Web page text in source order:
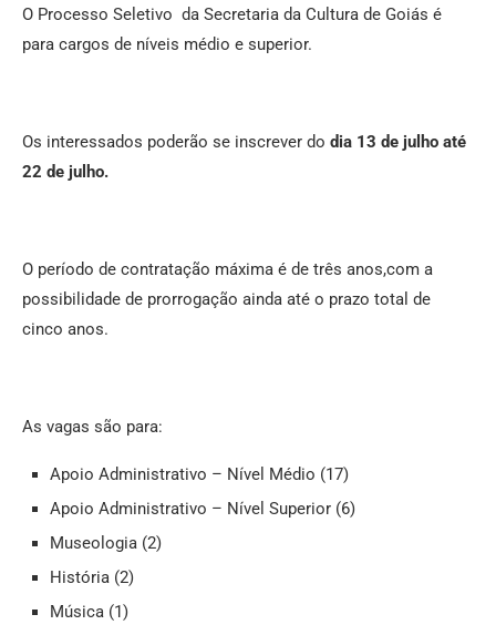
O Processo Seletivo da Secretaria da Cultura de Goiás é
para cargos de níveis médio e superior.
Os interessados poderão se inscrever do dia 13 de julho até
22 de julho.
O período de contratação máxima é de três anos,com a
possibilidade de prorrogação ainda até o prazo total de
cinco anos.
As vagas são para:
Apoio Administrativo – Nível Médio (17)
Apoio Administrativo – Nível Superior (6)
Museologia (2)
História (2)
Música (1)